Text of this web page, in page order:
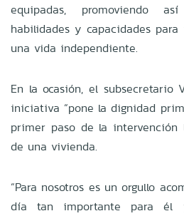
equipadas, promoviendo
habilidades y capacidades
una vida independiente.
En la ocasión, el subsecretario
iniciativa “pone la dignidad
primer paso de la intervención
de una vivienda.
“Para nosotros es un orgullo
día tan importante para